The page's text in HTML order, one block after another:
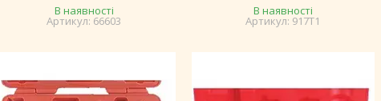
В наявності
66603
В наявності
917T1